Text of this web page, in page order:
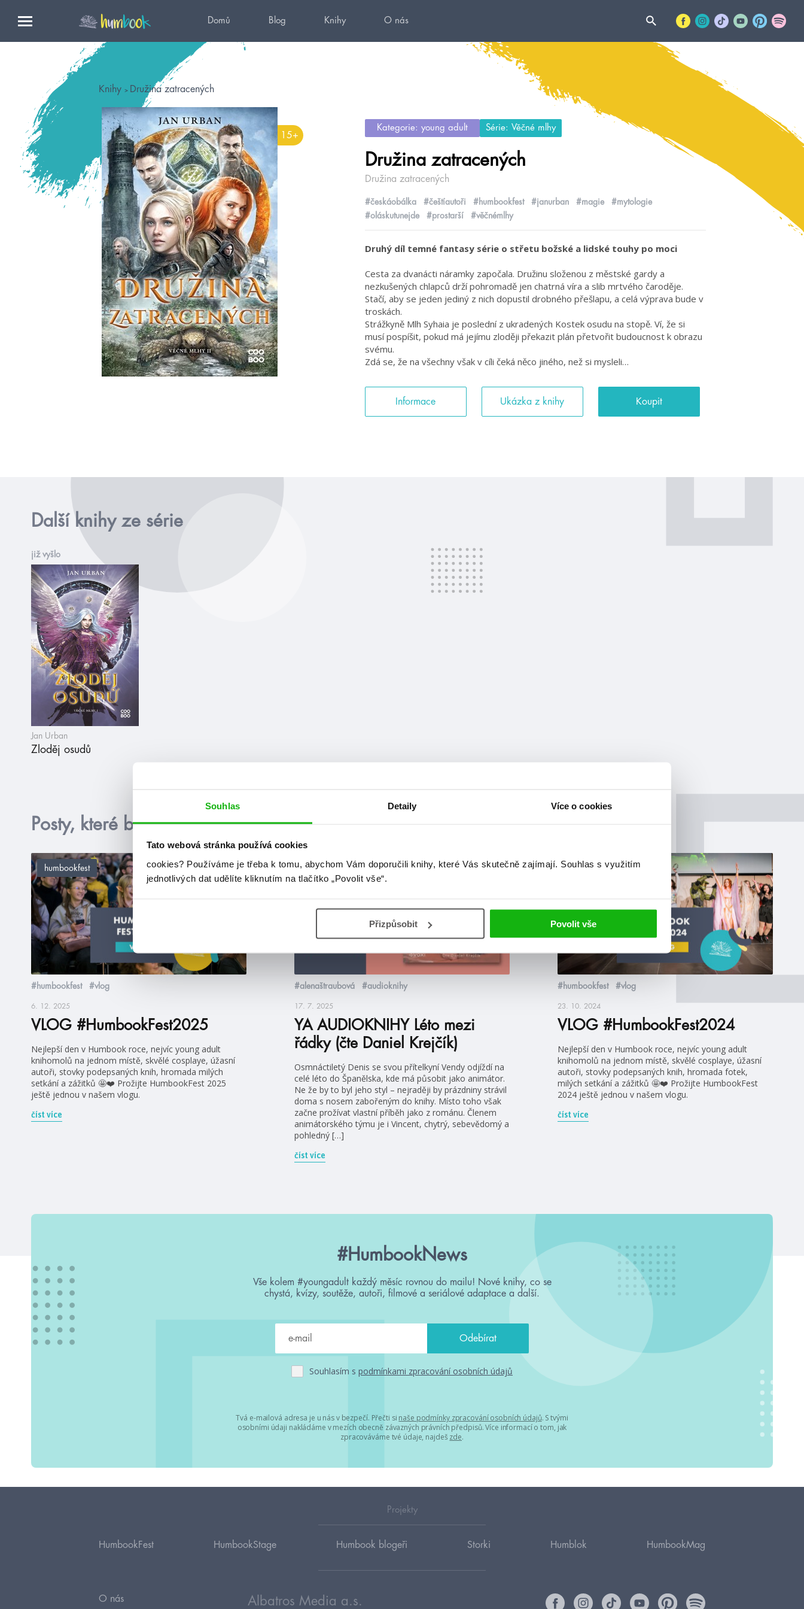
Souhlas Detaily Více o cookies
Tato webová stránka používá cookies
cookies? Používáme je třeba k tomu, abychom Vám doporučili knihy, které Vás skutečně zajímají. Souhlas s využitím
jednotlivých dat udělíte kliknutím na tlačítko „Povolit vše“.
Přizpůsobit Povolit vše
Domů Blog Knihy O nás
Knihy Družina zatracených
15+
Kategorie: young adult Série: Věčné mlhy
Družina zatracených
Družina zatracených
#českáobálka #češtíautoři #humbookfest #janurban #magie
#mytologie
#oláskutunejde
#prostarší #věčnémlhy
Druhý díl temné fantasy série o střetu božské a lidské touhy po moci
Cesta za dvanácti náramky započala. Družinu složenou z městské gardy a
nezkušených chlapců drží pohromadě jen chatrná víra a slib mrtvého čaroděje.
Stačí, aby se jeden jediný z nich dopustil drobného přešlapu, a celá výprava bude v
troskách.
Strážkyně Mlh Syhaia je poslední z ukradených Kostek osudu na stopě. Ví, že si
musí pospíšit, pokud má jejímu zloději překazit plán přetvořit budoucnost k obrazu
svému.
Zdá se, že na všechny však v cíli čeká něco jiného, než si mysleli…
Informace Ukázka z knihy Koupit
Další knihy ze série
již vyšlo
Jan Urban
Zloděj osudů
Posty, které by tě mohly zajímat
humbookfest
#humbookfest #vlog
6. 12. 2025
VLOG #HumbookFest2025
Nejlepší den v Humbook roce, nejvíc young adult
knihomolů na jednom místě, skvělé cosplaye, úžasní
autoři, stovky podepsaných knih, hromada milých
setkání a zážitků 🤩❤️ Prožijte HumbookFest 2025
ještě jednou v našem vlogu.
číst více
videa
#alenaštraubová #audioknihy
17. 7. 2025
YA AUDIOKNIHY Léto mezi
řádky (čte Daniel Krejčík)
Osmnáctiletý Denis se svou přítelkyní Vendy odjíždí na
celé léto do Španělska, kde má působit jako animátor.
Ne že by to byl jeho styl – nejraději by prázdniny strávil
doma s nosem zabořeným do knihy. Místo toho však
začne prožívat vlastní příběh jako z románu. Členem
animátorského týmu je i Vincent, chytrý, sebevědomý a
pohledný […]
číst více
humbookfest
#humbookfest #vlog
23. 10. 2024
VLOG #HumbookFest2024
Nejlepší den v Humbook roce, nejvíc young adult
knihomolů na jednom místě, skvělé cosplaye, úžasní
autoři, stovky podepsaných knih, hromada fotek,
milých setkání a zážitků 🤩❤️ Prožijte HumbookFest
2024 ještě jednou v našem vlogu.
číst více
#HumbookNews
Vše kolem #youngadult každý měsíc rovnou do mailu! Nové knihy, co se
chystá, kvízy, soutěže, autoři, filmové a seriálové adaptace a další.
Souhlasím s podmínkami zpracování osobních údajů
Tvá e-mailová adresa je u nás v bezpečí. Přečti si naše podmínky zpracování osobních údajů. S tvými
osobními údaji nakládáme v mezích obecně závazných právních předpisů. Více informací o tom, jak
zpracováváme tvé údaje, najdeš zde.
Projekty
HumbookFest HumbookStage Humbook blogeři Storki Humblok HumbookMag
O nás Albatros Media a.s.